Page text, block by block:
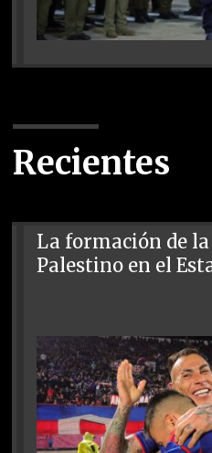
Recientes
La formación de
Palestino en el